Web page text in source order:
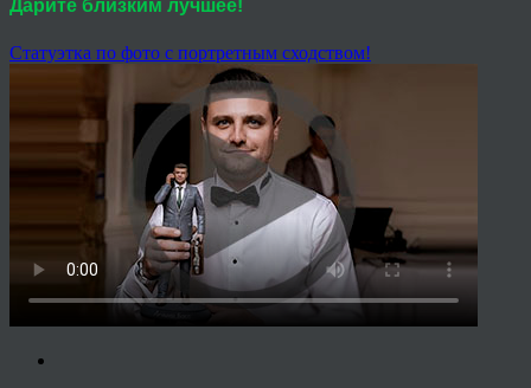
Дарите близким лучшее!
Статуэтка по фото с портретным сходством!